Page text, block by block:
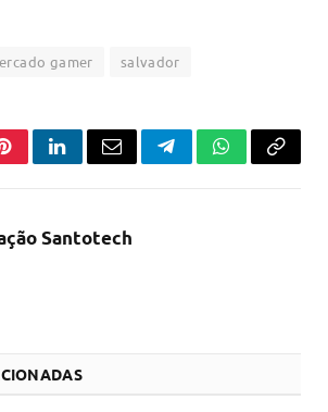
gamer salvador
PinterestLinkedInEmail TelegramWhatsApp
Copiar
Santotech